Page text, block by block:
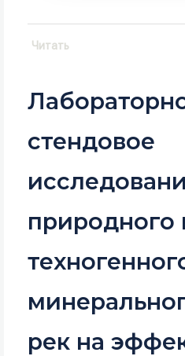
стендовое
природного
рек на
Читать